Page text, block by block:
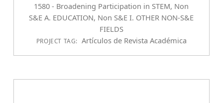
1580 - Broadening Participation in STEM, Non
S&E A. EDUCATION, Non S&E I. OTHER NON-S&E
FIELDS
PROJECT TAG: Artículos de Revista Académica